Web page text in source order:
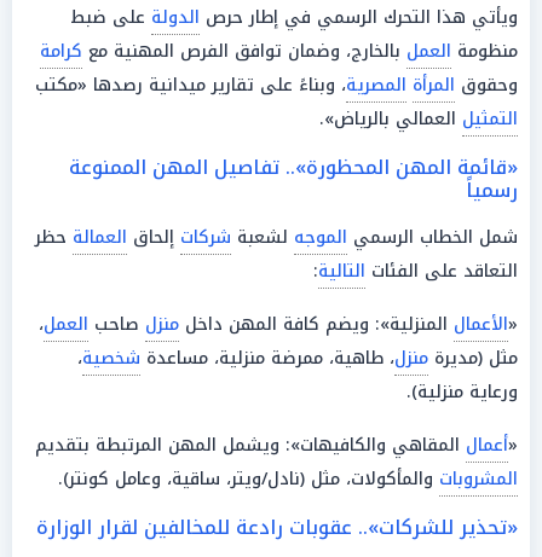
ويأتي هذا التحرك الرسمي في إطار حرص الدولة على ضبط
منظومة العمل بالخارج، وضمان توافق الفرص المهنية مع كرامة
وحقوق المرأة المصرية، وبناءً على تقارير ميدانية رصدها «مكتب
التمثيل العمالي بالرياض».
«قائمة المهن المحظورة».. تفاصيل المهن الممنوعة
رسمياً
شمل الخطاب الرسمي الموجه لشعبة شركات إلحاق العمالة حظر
التعاقد على الفئات التالية:
«الأعمال المنزلية»: ويضم كافة المهن داخل منزل صاحب العمل،
مثل (مديرة منزل، طاهية، ممرضة منزلية، مساعدة شخصية،
ورعاية منزلية).
«أعمال المقاهي والكافيهات»: ويشمل المهن المرتبطة بتقديم
المشروبات والمأكولات، مثل (نادل/ويتر، ساقية، وعامل كونتر).
«تحذير للشركات».. عقوبات رادعة للمخالفين لقرار الوزارة